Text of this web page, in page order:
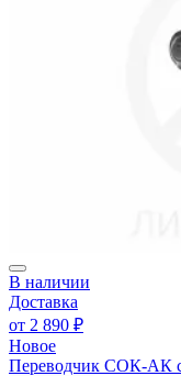
В наличии
Доставка
от 2 890 ₽
Новое
Переводчик СОК-АК